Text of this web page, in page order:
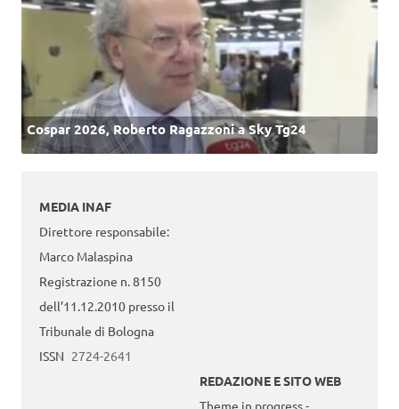
Cospar 2026, Roberto Ragazzoni a Sky Tg24
MEDIA INAF
Direttore responsabile:
Marco Malaspina
Registrazione n. 8150
dell’11.12.2010 presso il
Tribunale di Bologna
ISSN 2724-2641
REDAZIONE E SITO WEB
Theme in progress -